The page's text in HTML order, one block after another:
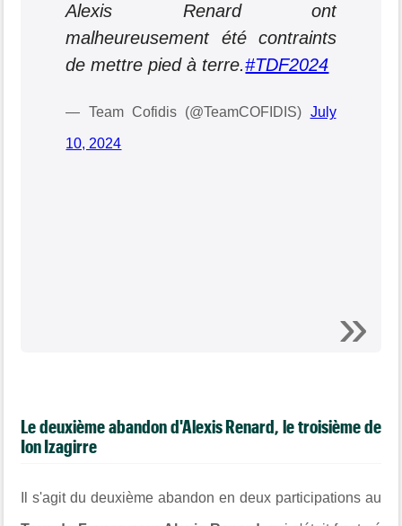
Alexis Renard ont
malheureusement été contraints
de mettre pied à terre.#TDF2024
— Team Cofidis (@TeamCOFIDIS) July
10, 2024
Le deuxième abandon d'Alexis Renard, le troisième de
Ion Izagirre
Il s'agit du deuxième abandon en deux participations au